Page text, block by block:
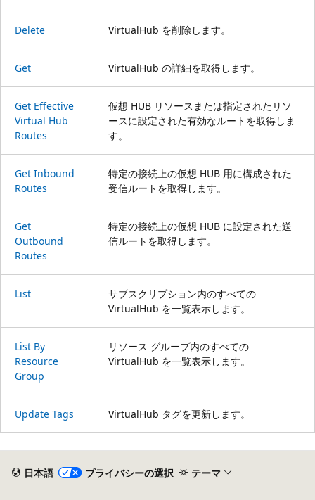
Delete VirtualHub を削除します。
Get VirtualHub の詳細を取得します。
Get Effective
Virtual Hub
Routes
仮想 HUB リソースまたは指定されたリソ
ースに設定された有効なルートを取得しま
す。
Get Inbound
Routes
特定の接続上の仮想 HUB 用に構成された
受信ルートを取得します。
Get
Outbound
Routes
特定の接続上の仮想 HUB に設定された送
信ルートを取得します。
List
サブスクリプション内のすべての
VirtualHub を一覧表示します。
List By
Resource
Group
リソース グループ内のすべての
VirtualHub を一覧表示します。
Update Tags VirtualHub タグを更新します。
日本語 プライバシーの選択 テーマ